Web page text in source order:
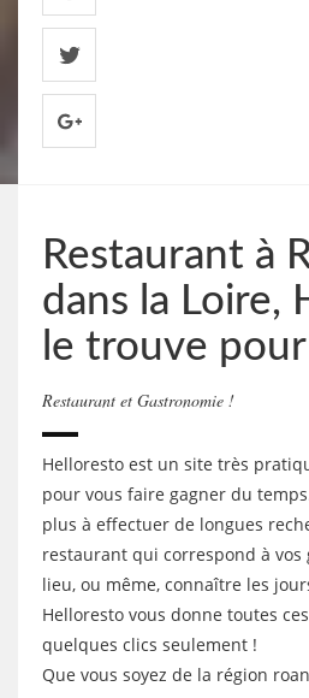
Restaurant à
dans la Loire,
le trouve
Restaurant et Gastronomie !
Helloresto est un site très
pour vous faire gagner du
plus à effectuer de longues
restaurant qui correspond à vos
lieu, ou même, connaître les
Helloresto vous donne toutes
quelques clics seulement !
Que vous soyez de la région